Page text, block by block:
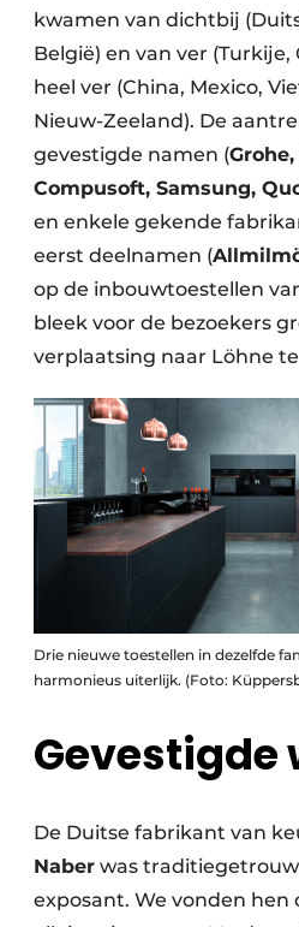
kwamen van dichtbij
België) en van ver
heel ver (China, Mexico,
Nieuw-Zeeland). De
gevestigde namen (
Compusoft, Samsung,
en enkele gekende
eerst deelnamen (
op de inbouwtoestellen
bleek voor de bezoekers
verplaatsing naar Löhne
Drie nieuwe toestellen in dezelfde
harmonieus uiterlijk. (Foto:
Gevestigde
De Duitse fabrikant van
Naber was
exposant. We vonden hen